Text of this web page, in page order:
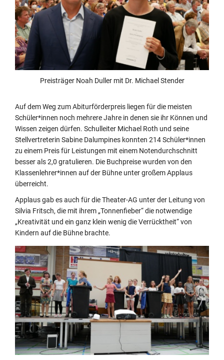
Preisträger Noah Duller mit Dr. Michael Stender
Auf dem Weg zum Abiturförderpreis liegen für die meisten
Schüler*innen noch mehrere Jahre in denen sie ihr Können und
Wissen zeigen dürfen. Schulleiter Michael Roth und seine
Stellvertreterin Sabine Dalumpines konnten 214 Schüler*innen
zu einem Preis für Leistungen mit einem Notendurchschnitt
besser als 2,0 gratulieren. Die Buchpreise wurden von den
Klassenlehrer*innen auf der Bühne unter großem Applaus
überreicht.
Applaus gab es auch für die Theater-AG unter der Leitung von
Silvia Fritsch, die mit ihrem „Tonnenfieber“ die notwendige
„Kreativität und ein ganz klein wenig die Verrücktheit“ von
Kindern auf die Bühne brachte.